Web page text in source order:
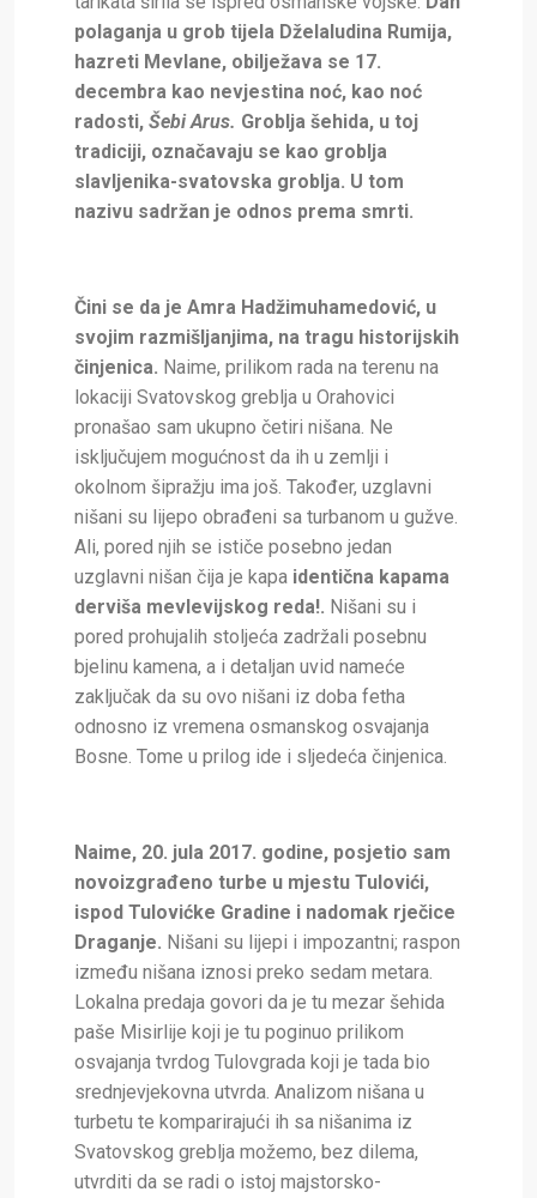
polaganja u grob tijela Dželaludina Rumija,
hazreti Mevlane, obilježava se 17.
decembra kao nevjestina noć, kao noć
radosti, Šebi Arus. Groblja šehida, u toj
tradiciji, označavaju se kao groblja
slavljenika-svatovska groblja. U tom
nazivu sadržan je odnos prema smrti.
Čini se da je Amra Hadžimuhamedović, u
svojim razmišljanjima, na tragu historijskih
činjenica. Naime, prilikom rada na terenu na
lokaciji Svatovskog greblja u Orahovici
pronašao sam ukupno četiri nišana. Ne
isključujem mogućnost da ih u zemlji i
okolnom šipražju ima još. Također, uzglavni
nišani su lijepo obrađeni sa turbanom u gužve.
Ali, pored njih se ističe posebno jedan
uzglavni nišan čija je kapa identična kapama
derviša mevlevijskog reda!. Nišani su i
pored prohujalih stoljeća zadržali posebnu
bjelinu kamena, a i detaljan uvid nameće
zaključak da su ovo nišani iz doba fetha
odnosno iz vremena osmanskog osvajanja
Bosne. Tome u prilog ide i sljedeća činjenica.
Naime, 20. jula 2017. godine, posjetio sam
novoizgrađeno turbe u mjestu Tulovići,
ispod Tulovićke Gradine i nadomak rječice
Draganje. Nišani su lijepi i impozantni; raspon
između nišana iznosi preko sedam metara.
Lokalna predaja govori da je tu mezar šehida
paše Misirlije koji je tu poginuo prilikom
osvajanja tvrdog Tulovgrada koji je tada bio
srednjevjekovna utvrda. Analizom nišana u
turbetu te komparirajući ih sa nišanima iz
Svatovskog greblja možemo, bez dilema,
utvrditi da se radi o istoj majstorsko-